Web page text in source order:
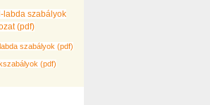
labda szabályok
(pdf)
szabályok (pdf)
(pdf)